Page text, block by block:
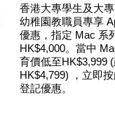
香港大專學生及大
幼稚園教職員專享
優惠，指定 Mac 系
HK$4,000。當中
育價低至HK$3,999
HK$4,799) ，立即
登記優惠。